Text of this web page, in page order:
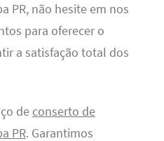
PR, não hesite em nos
para oferecer o
a satisfação total dos
de conserto de
PR. Garantimos